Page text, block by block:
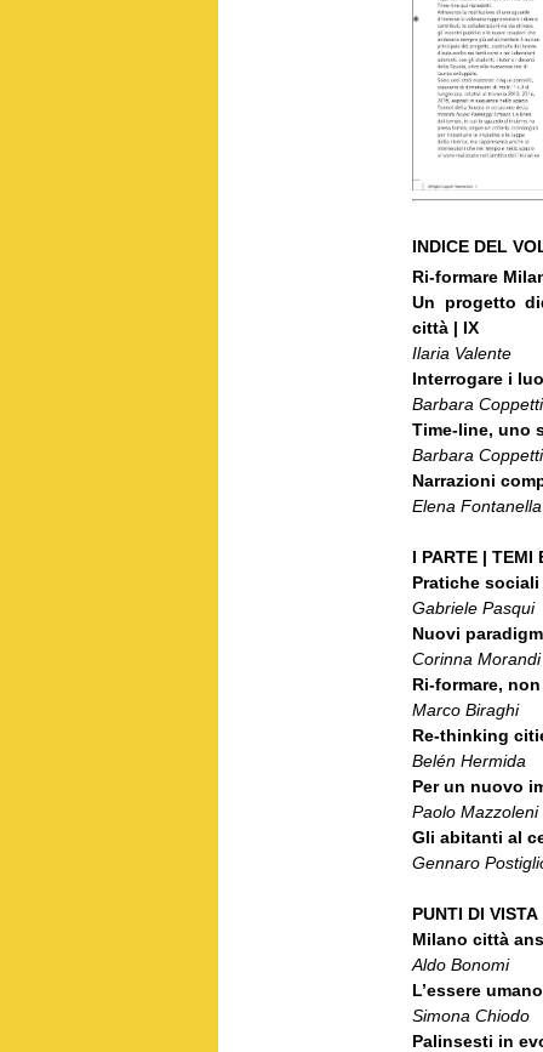
INDICE DEL
Ri-formare
Un progetto
città | IX
Ilaria Valente
Interrogare i
Barbara Coppetti
Time-line, uno
Barbara Coppetti
Narrazioni
Elena Fontanella
I PARTE | TEMI
Pratiche
Gabriele Pasqui
Nuovi
Corinna Morandi
Ri-formare,
Marco Biraghi
Re-thinking
Belén Hermida
Per un nuovo
Paolo Mazzoleni
Gli abitanti al
Gennaro
PUNTI DI VISTA
Milano città
Aldo Bonomi
L’essere
Simona Chiodo
Palinsesti in